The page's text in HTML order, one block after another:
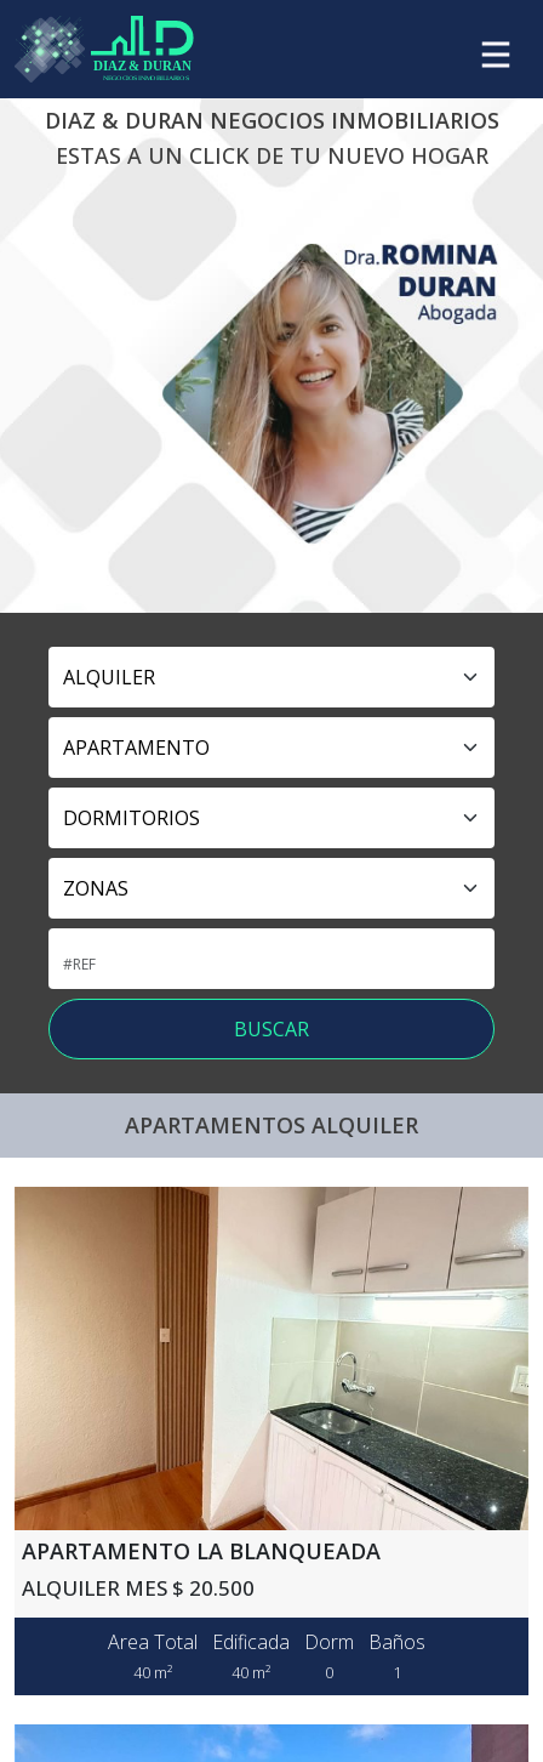
DIAZ & DURAN NEGOCIOS INMOBILIARIOS
ESTAS A UN CLICK DE TU NUEVO HOGAR
APARTAMENTOS ALQUILER
APARTAMENTO LA BLANQUEADA
ALQUILER MES $ 20.500
Area Total
40 m²
Edificada
40 m²
Dorm
0
Baños
1